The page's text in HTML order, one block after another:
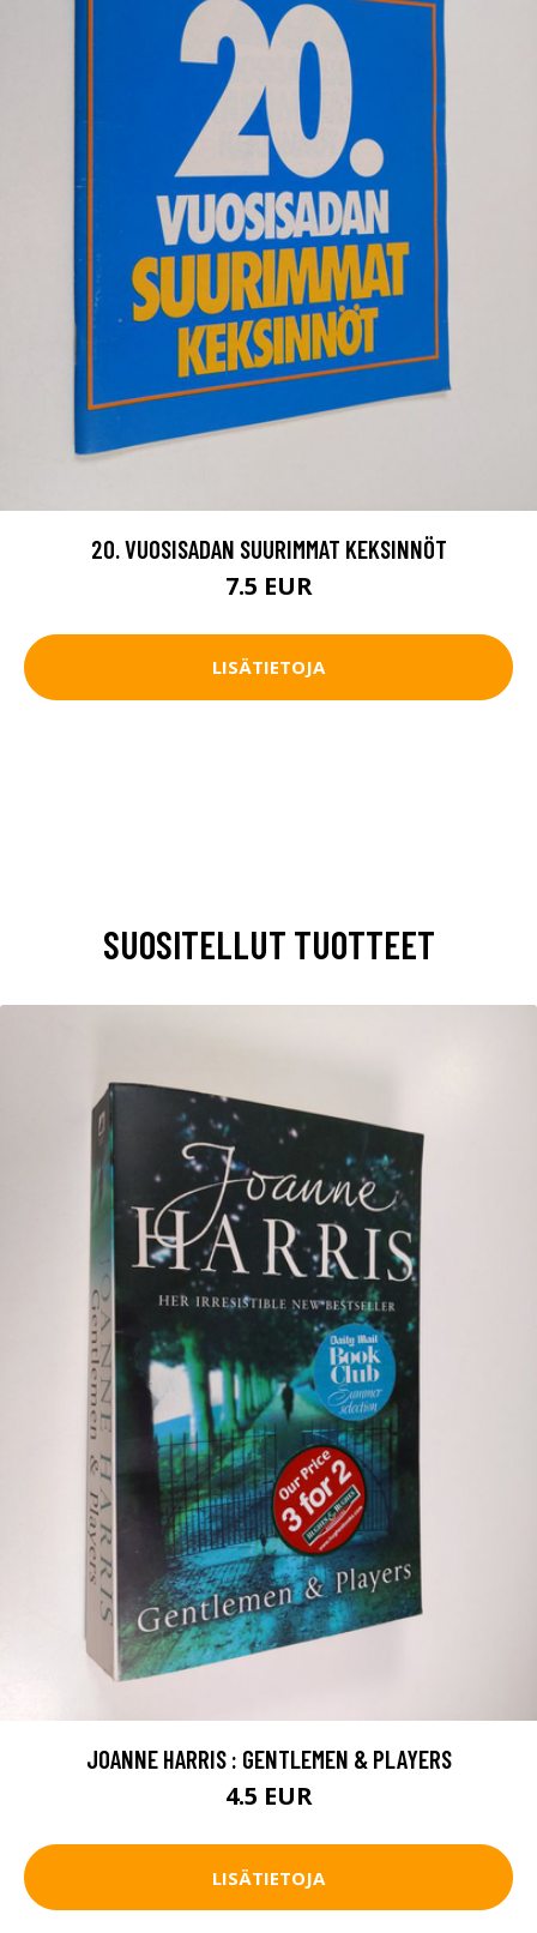
20. VUOSISADAN SUURIMMAT KEKSINNÖT
7.5 EUR
LISÄTIETOJA
SUOSITELLUT TUOTTEET
JOANNE HARRIS : GENTLEMEN & PLAYERS
4.5 EUR
LISÄTIETOJA